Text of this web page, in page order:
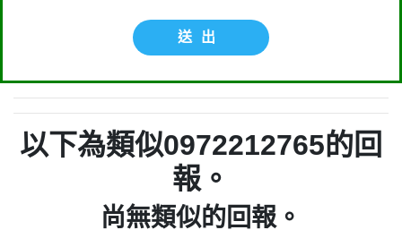
👎 推銷/可疑電話/不信任電話
回報內容：員工都沒投保的無良企業
行業/類型： 提高警覺 ( 包括不良銷售
手法、各類詐騙 )
回報時間：2023-06-03 15:23:40
送出
以下為類似0972212765的回
報。
尚無類似的回報。